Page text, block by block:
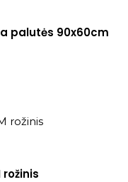
palutės 90x60cm